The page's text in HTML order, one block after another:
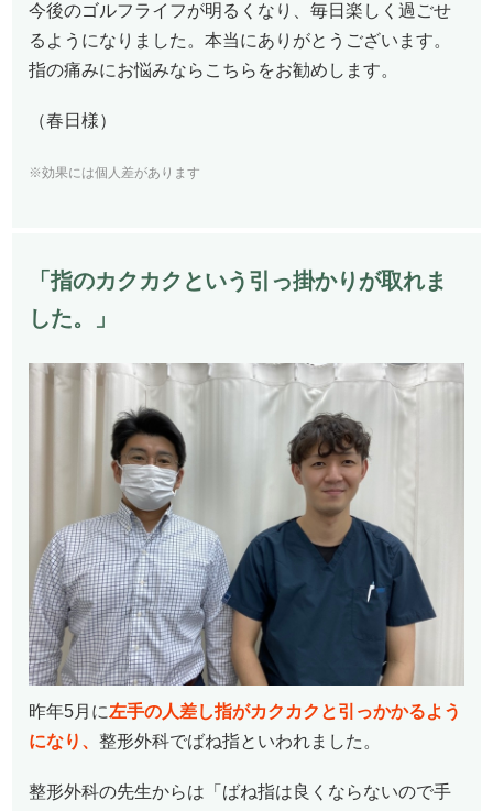
今後のゴルフライフが明るくなり、毎日楽しく過ごせ
るようになりました。本当にありがとうございます。
指の痛みにお悩みならこちらをお勧めします。
（春日様）
※効果には個人差があります
「指のカクカクという引っ掛かりが取れま
した。」
昨年5月に左手の人差し指がカクカクと引っかかるよう
になり、 整形外科でばね指といわれました。
整形外科の先生からは「ばね指は良くならないので手